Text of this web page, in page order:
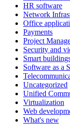
HR software
Network
Office
Payments
Project
Security and
Smart
Software as a
Uncategorized
Unified
Virtualization
Web
What's new